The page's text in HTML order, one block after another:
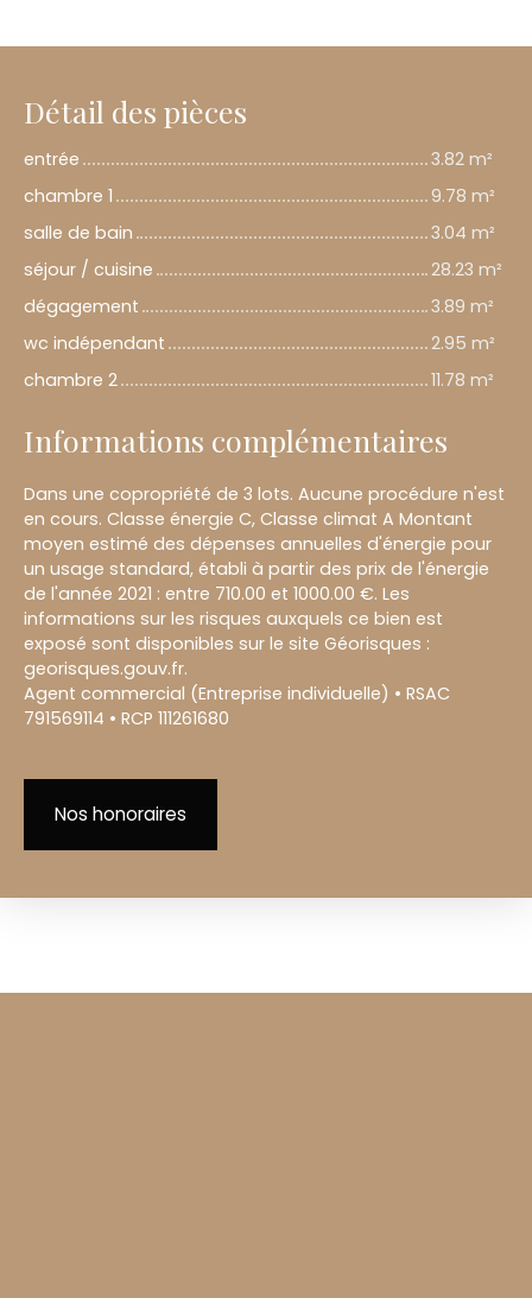
Détail des pièces
entrée
3.82 m²
chambre 1
9.78 m²
salle de bain
3.04 m²
séjour / cuisine
28.23 m²
dégagement
3.89 m²
wc indépendant
2.95 m²
chambre 2
11.78 m²
Informations complémentaires
Dans une copropriété de 3 lots. Aucune procédure n'est
en cours. Classe énergie C, Classe climat A Montant
moyen estimé des dépenses annuelles d'énergie pour
un usage standard, établi à partir des prix de l'énergie
de l'année 2021 : entre 710.00 et 1000.00 €. Les
informations sur les risques auxquels ce bien est
exposé sont disponibles sur le site Géorisques :
georisques.gouv.fr.
Agent commercial (Entreprise individuelle) • RSAC
791569114 • RCP 111261680
Nos honoraires